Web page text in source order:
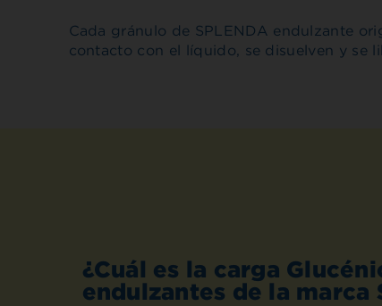
Cada gránulo de SPLENDA endulzante
contacto con el líquido, se disuelven y se
¿Cuál es la carga
endulzantes de la marca